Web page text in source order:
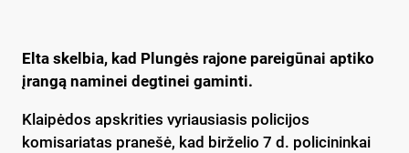
Elta skelbia, kad Plungės rajone pareigūnai aptiko
įrangą naminei degtinei gaminti.
Klaipėdos apskrities vyriausiasis policijos
komisariatas pranešė, kad birželio 7 d. policininkai